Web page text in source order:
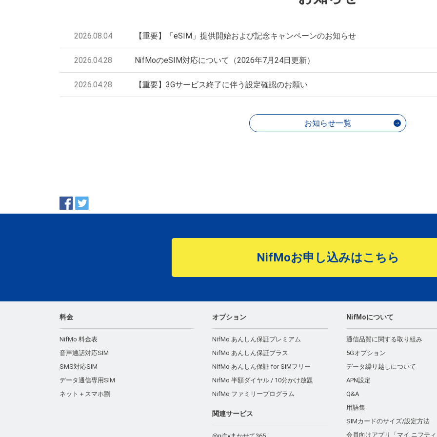
2026.08.04 【重要】「eSIM」提供開始および記念キャンペーンのお知らせ
2026.04.28 NifMoのeSIM対応について（2026年7月24日更新）
2026.04.28 【重要】3Gサービス終了に伴う設定確認のお願い
お知らせ一覧
NifMoお申し込みはこちら
料金
NifMo 料金表
音声通話対応SIM
SMS対応SIM
データ通信専用SIM
ネット＋スマホ割
オプション
NifMo あんしん保証プレミアム
NifMo あんしん保証プラス
NifMo あんしん保証 for SIMフリー
NifMo 半額ダイヤル / 10分かけ放題
NifMo ファミリープログラム
関連サービス
NifMoについて
通信品質に関する取り組み
5Gオプション
データ繰り越しについて
APN設定
Q&A
用語集
SIMカードのサイズ/設定方法
会員向けアプリ「マイ ニフティ